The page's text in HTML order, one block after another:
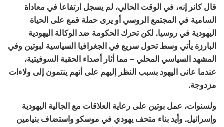
قال كانر إنه، في الوقت الحالي، لم يسجل ارتفاعا في معاداة
السامية في المجتمع الروسي أو يرى حملة قمع على الحياة
اليهودية في روسيا. لكن تحرك الحكومة ضد الوكالة اليهودية
البارزة يأتي وسط تحول سريع في الجغرافيا السياسية لبوتين وفي
المشهد السياسي المحلي – مما أثار أصداء الحقبة السوفيتية،
عندما عانى اليهود بسبب النظر إليهم على أنهم ينتمون إلى ولاءات
مزدوجة.
ولسنوات، عمل بوتين على رعاية العلاقات مع الجالية اليهودية
وإسرائيل. وأيد بناء متحف يهودي في موسكو واستضاف بنيامين